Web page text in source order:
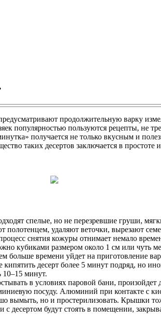
продолжительную варку
популярностью пользуются рецепты,
получается не только вкусным и
таких десертов заключается в простоте
спелые, но не перезревшие груши,
полотенцем, удаляют веточки, вырезают
снятия кожуры отнимает немало
кубиками размером около 1 см или чуть
больше времени уйдет на приготовление
десерт более 5 минут подряд, но
10–15 минут.
в условиях паровой бани,
посуду. Алюминий при контакте с
вымыть, но и простерилизовать. Крышки
с десертом будут стоять в помещении,